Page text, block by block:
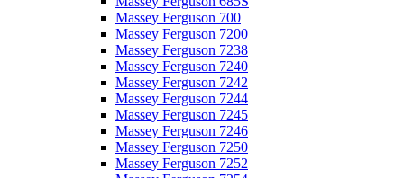
Massey Ferguson 700
Massey Ferguson 7200
Massey Ferguson 7238
Massey Ferguson 7240
Massey Ferguson 7242
Massey Ferguson 7244
Massey Ferguson 7245
Massey Ferguson 7246
Massey Ferguson 7250
Massey Ferguson 7252